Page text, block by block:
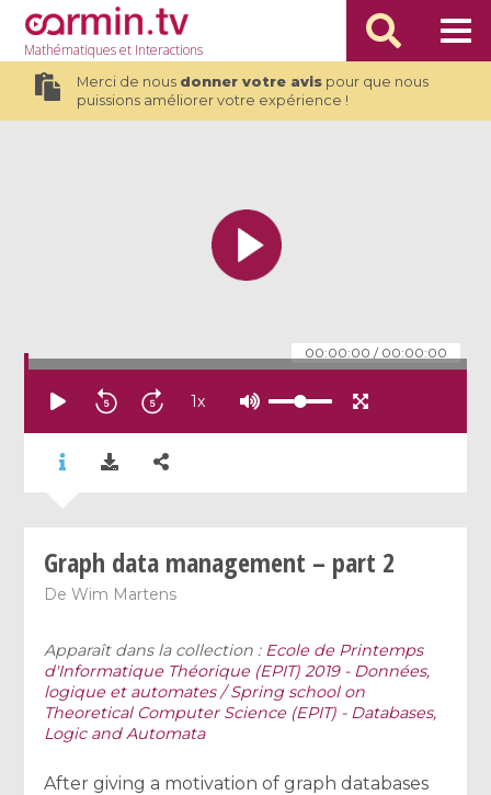
Mathématiqueset Interactions
Merci de nous donner votre avispour que nous
puissions améliorer votre expérience !
00:00:00 / 00:00:00
1x
Graph data management – part 2
DeWim Martens
Apparaît dans la collection : Ecole de Printemps
d'Informatique Théorique (EPIT) 2019 - Données,
logique et automates / Spring school on
Theoretical Computer Science (EPIT) - Databases,
Logic and Automata
After giving a motivation of graph databases